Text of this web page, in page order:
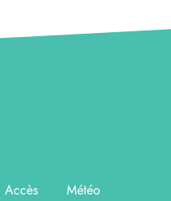
Accès Météo